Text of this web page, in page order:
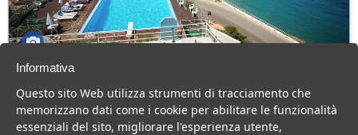
Sicilia > Gioiosa Marea
87 Camere
Informativa
Questo sito Web utilizza strumenti di tracciamento che
memorizzano dati come i cookie per abilitare le funzionalità
essenziali del sito, migliorare l'esperienza utente,